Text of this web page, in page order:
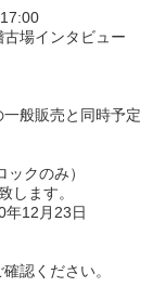
場インタビュー
般販売と同時予定
クのみ）
します。
年12月23日
認ください。